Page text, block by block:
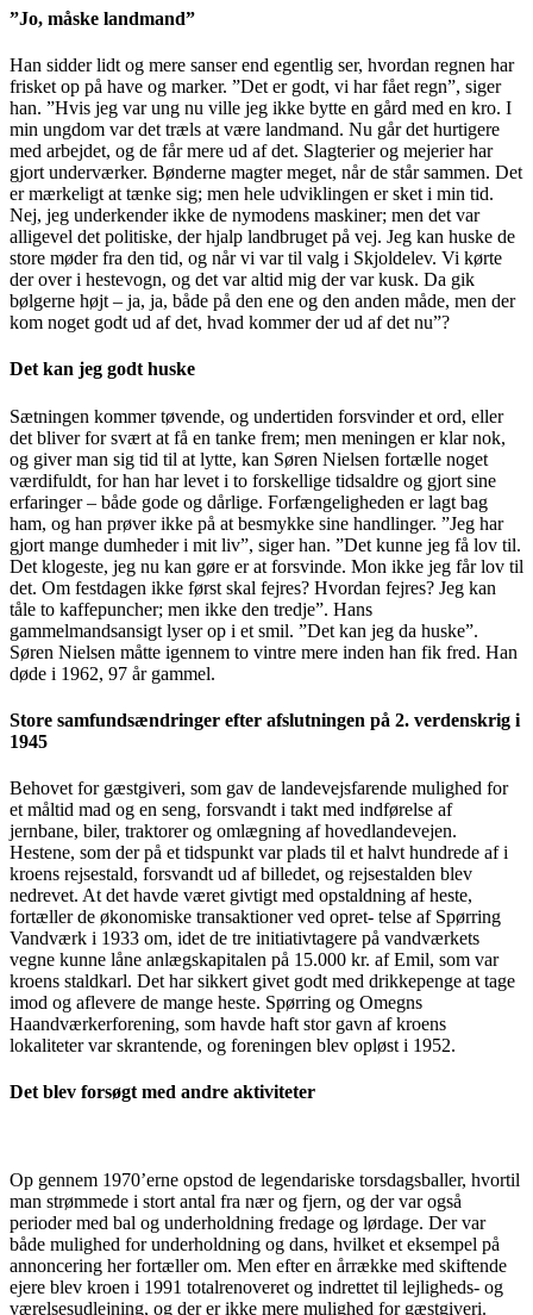
”Jo, måske landmand”
Han sidder lidt og mere sanser end egentlig ser, hvordan regnen har
frisket op på have og marker. ”Det er godt, vi har fået regn”, siger
han. ”Hvis jeg var ung nu ville jeg ikke bytte en gård med en kro. I
min ungdom var det træls at være landmand. Nu går det hurtigere
med arbejdet, og de får mere ud af det. Slagterier og mejerier har
gjort underværker. Bønderne magter meget, når de står sammen. Det
er mærkeligt at tænke sig; men hele udviklingen er sket i min tid.
Nej, jeg underkender ikke de nymodens maskiner; men det var
alligevel det politiske, der hjalp landbruget på vej. Jeg kan huske de
store møder fra den tid, og når vi var til valg i Skjoldelev. Vi kørte
der over i hestevogn, og det var altid mig der var kusk. Da gik
bølgerne højt – ja, ja, både på den ene og den anden måde, men der
kom noget godt ud af det, hvad kommer der ud af det nu”?
Det kan jeg godt huske
Sætningen kommer tøvende, og undertiden forsvinder et ord, eller
det bliver for svært at få en tanke frem; men meningen er klar nok,
og giver man sig tid til at lytte, kan Søren Nielsen fortælle noget
værdifuldt, for han har levet i to forskellige tidsaldre og gjort sine
erfaringer – både gode og dårlige. Forfængeligheden er lagt bag
ham, og han prøver ikke på at besmykke sine handlinger. ”Jeg har
gjort mange dumheder i mit liv”, siger han. ”Det kunne jeg få lov til.
Det klogeste, jeg nu kan gøre er at forsvinde. Mon ikke jeg får lov til
det. Om festdagen ikke først skal fejres? Hvordan fejres? Jeg kan
tåle to kaffepuncher; men ikke den tredje”. Hans
gammelmandsansigt lyser op i et smil. ”Det kan jeg da huske”.
Søren Nielsen måtte igennem to vintre mere inden han fik fred. Han
døde i 1962, 97 år gammel.
Store samfundsændringer efter afslutningen på 2. verdenskrig i
1945
Behovet for gæstgiveri, som gav de landevejsfarende mulighed for
et måltid mad og en seng, forsvandt i takt med indførelse af
jernbane, biler, traktorer og omlægning af hovedlandevejen.
Hestene, som der på et tidspunkt var plads til et halvt hundrede af i
kroens rejsestald, forsvandt ud af billedet, og rejsestalden blev
nedrevet. At det havde været givtigt med opstaldning af heste,
fortæller de økonomiske transaktioner ved opret- telse af Spørring
Vandværk i 1933 om, idet de tre initiativtagere på vandværkets
vegne kunne låne anlægskapitalen på 15.000 kr. af Emil, som var
kroens staldkarl. Det har sikkert givet godt med drikkepenge at tage
imod og aflevere de mange heste. Spørring og Omegns
Haandværkerforening, som havde haft stor gavn af kroens
lokaliteter var skrantende, og foreningen blev opløst i 1952.
Det blev forsøgt med andre aktiviteter
Op gennem 1970’erne opstod de legendariske torsdagsballer, hvortil
man strømmede i stort antal fra nær og fjern, og der var også
perioder med bal og underholdning fredage og lørdage. Der var
både mulighed for underholdning og dans, hvilket et eksempel på
annoncering her fortæller om. Men efter en årrække med skiftende
ejere blev kroen i 1991 totalrenoveret og indrettet til lejligheds- og
værelsesudlejning, og der er ikke mere mulighed for gæstgiveri.